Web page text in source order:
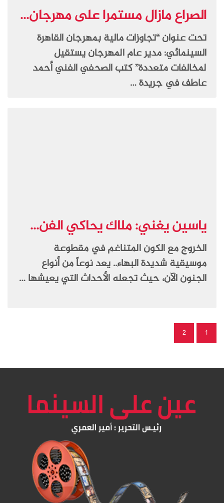
الصراع مازال مستمرا على مهرجان...
تحت عنوان “تجاوزات مالية بمهرجان القاهرة
السينمائي: مدير عام المهرجان يستقيل
لمخالفات متعددة” كتب الصحفي الفني أحمد
عاطف في جريدة …
ياسين يغني: ملاك يحاكي الفن...
الخروج مع الكون المتناغم في مقطوعة
موسيقية شديدة البهاء.. يعد نوعاً من أنواع
الجنون الآن، حيث تجعله الأحداث التي يعيشها …
1
2